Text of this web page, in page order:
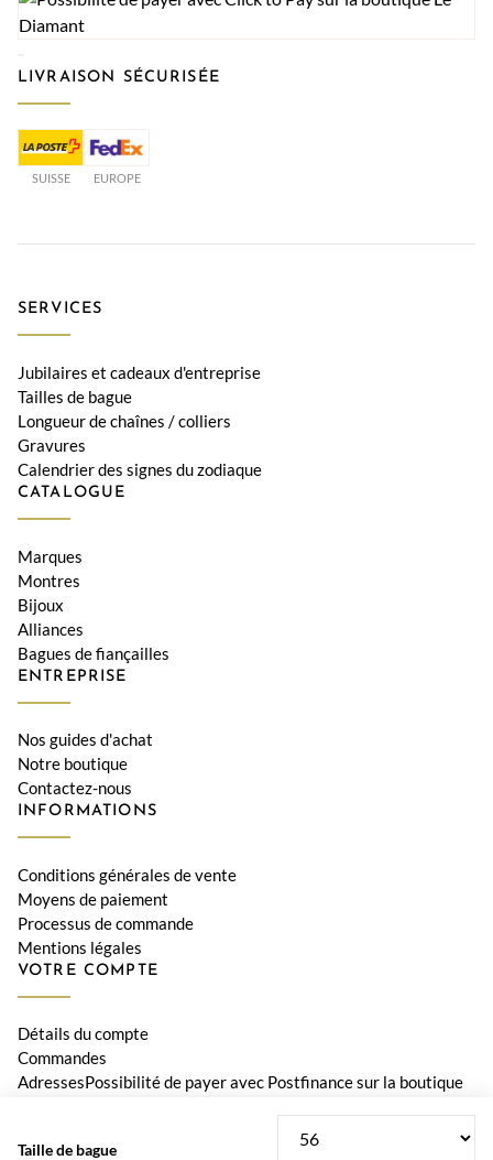
Taille de bague
LIVRAISON SÉCURISÉE
SUISSE EUROPE
SERVICES
Jubilaires et cadeaux d'entreprise
Tailles de bague
Longueur de chaînes / colliers
Gravures
Calendrier des signes du zodiaque
CATALOGUE
Marques
Montres
Bijoux
Alliances
Bagues de fiançailles
ENTREPRISE
Nos guides d'achat
Notre boutique
Contactez-nous
INFORMATIONS
Conditions générales de vente
Moyens de paiement
Processus de commande
Mentions légales
VOTRE COMPTE
Détails du compte
Commandes
AdressesPossibilité de payer avec Postfinance sur la boutique